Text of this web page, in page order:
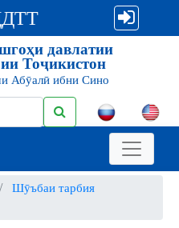
давлатии
Тоҷикистон
Абӯалӣ ибни Сино
Шӯъбаи тарбия